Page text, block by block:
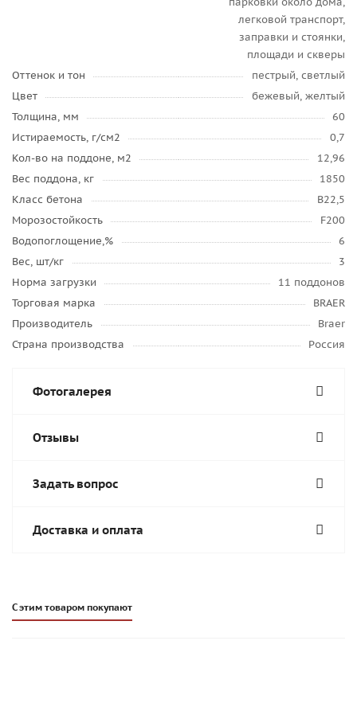
легковой транспорт,
заправки и стоянки,
площади и скверы
Оттенок и тон
пестрый, светлый
Цвет
бежевый, желтый
Толщина, мм
60
Истираемость, г/см2
0,7
Кол-во на поддоне, м2
12,96
Вес поддона, кг
1850
Класс бетона
B22,5
Морозостойкость
F200
Водопоглощение,%
6
Вес, шт/кг
3
Норма загрузки
11 поддонов
Торговая марка
BRAER
Производитель
Braer
Страна производства
Россия
Фотогалерея
Отзывы
Задать вопрос
Доставка и оплата
С этим товаром покупают